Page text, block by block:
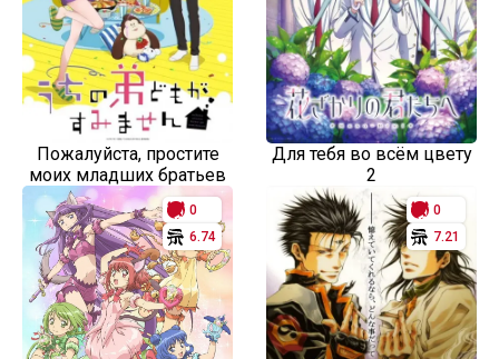
Пожалуйста, простите
моих младших братьев
Для тебя во всём цвету
2
0
6.74
0
7.21